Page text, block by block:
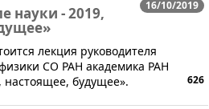
16/10/2019
науки - 2019,
лекция руководителя
СО РАН академика РАН
настоящее, будущее».
626